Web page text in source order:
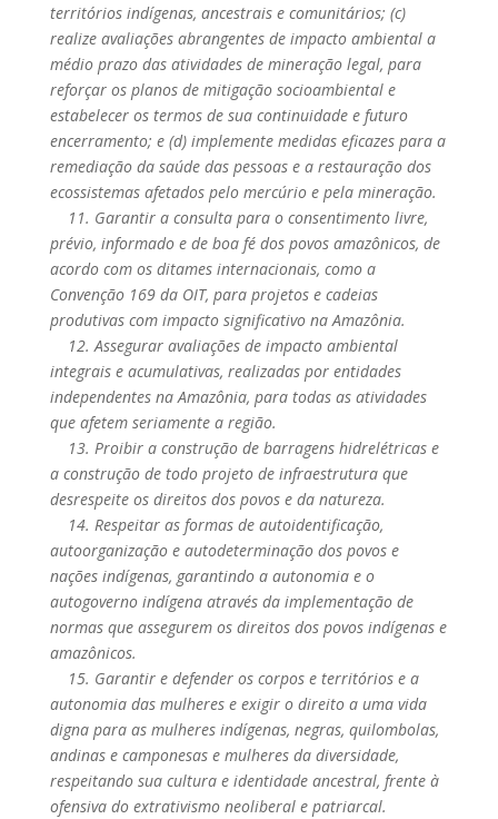
territórios indígenas, ancestrais e comunitários; (c)
realize avaliações abrangentes de impacto ambiental a
médio prazo das atividades de mineração legal, para
reforçar os planos de mitigação socioambiental e
estabelecer os termos de sua continuidade e futuro
encerramento; e (d) implemente medidas eficazes para a
remediação da saúde das pessoas e a restauração dos
ecossistemas afetados pelo mercúrio e pela mineração.
11. Garantir a consulta para o consentimento livre,
prévio, informado e de boa fé dos povos amazônicos, de
acordo com os ditames internacionais, como a
Convenção 169 da OIT, para projetos e cadeias
produtivas com impacto significativo na Amazônia.
12. Assegurar avaliações de impacto ambiental
integrais e acumulativas, realizadas por entidades
independentes na Amazônia, para todas as atividades
que afetem seriamente a região.
13. Proibir a construção de barragens hidrelétricas e
a construção de todo projeto de infraestrutura que
desrespeite os direitos dos povos e da natureza.
14. Respeitar as formas de autoidentificação,
autoorganização e autodeterminação dos povos e
nações indígenas, garantindo a autonomia e o
autogoverno indígena através da implementação de
normas que assegurem os direitos dos povos indígenas e
amazônicos.
15. Garantir e defender os corpos e territórios e a
autonomia das mulheres e exigir o direito a uma vida
digna para as mulheres indígenas, negras, quilombolas,
andinas e camponesas e mulheres da diversidade,
respeitando sua cultura e identidade ancestral, frente à
ofensiva do extrativismo neoliberal e patriarcal.